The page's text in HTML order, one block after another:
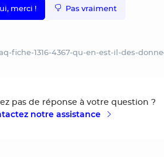
merci ! Pas vraiment
1316-4367-qu-en-est-il-des-
pas de réponse à votre question ?
notre assistance